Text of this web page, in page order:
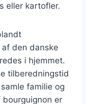
eller kartofler.
den danske
i hjemmet.
tilberedningstid
familie og
er